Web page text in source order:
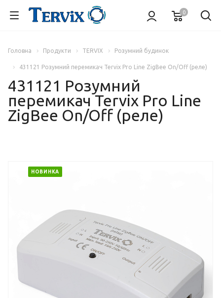
0
Головна Продукти TERVIX Розумний будинок
431121 Розумний перемикач Tervix Pro Line ZigBee On/Off (реле)
431121 Розумний
перемикач Tervix Pro Line
ZigBee On/Off (реле)
НОВИНКА